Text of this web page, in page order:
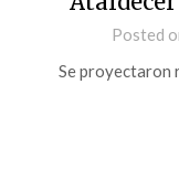
Posted
Se proyectaron